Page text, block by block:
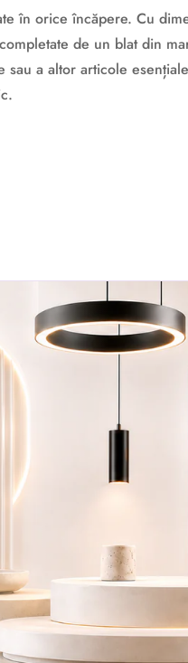
în orice încăpere. Cu
de un blat din
a altor articole